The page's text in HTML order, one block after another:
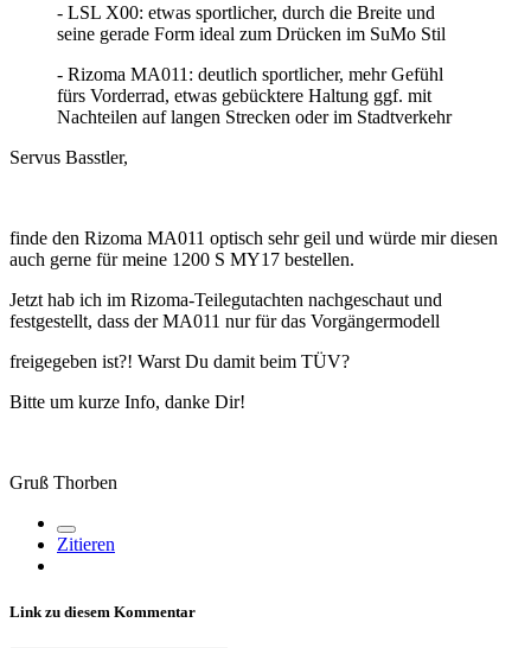
- LSL X00: etwas sportlicher, durch die Breite und
seine gerade Form ideal zum Drücken im SuMo Stil
- Rizoma MA011: deutlich sportlicher, mehr Gefühl
fürs Vorderrad, etwas gebücktere Haltung ggf. mit
Nachteilen auf langen Strecken oder im Stadtverkehr
Servus Basstler,
finde den Rizoma MA011 optisch sehr geil und würde mir diesen
auch gerne für meine 1200 S MY17 bestellen.
Jetzt hab ich im Rizoma-Teilegutachten nachgeschaut und
festgestellt, dass der MA011 nur für das Vorgängermodell
freigegeben ist?! Warst Du damit beim TÜV?
Bitte um kurze Info, danke Dir!
Gruß Thorben
Zitieren
Link zu diesem Kommentar